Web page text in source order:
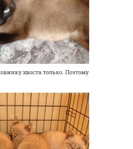
хвоста только. Поэтому